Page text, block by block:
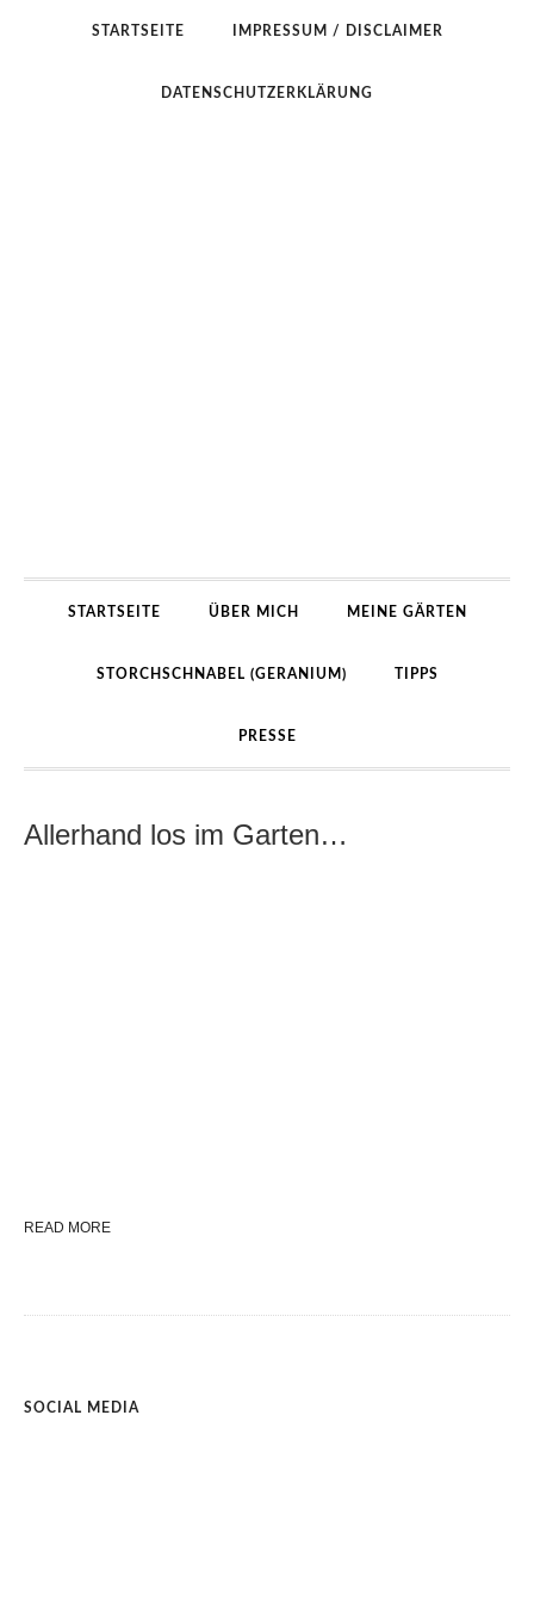
STARTSEITE IMPRESSUM / DISCLAIMER
DATENSCHUTZERKLÄRUNG
STARTSEITE ÜBER MICH MEINE GÄRTEN
STORCHSCHNABEL (GERANIUM) TIPPS
PRESSE
Allerhand los im Garten…
READ MORE
SOCIAL MEDIA